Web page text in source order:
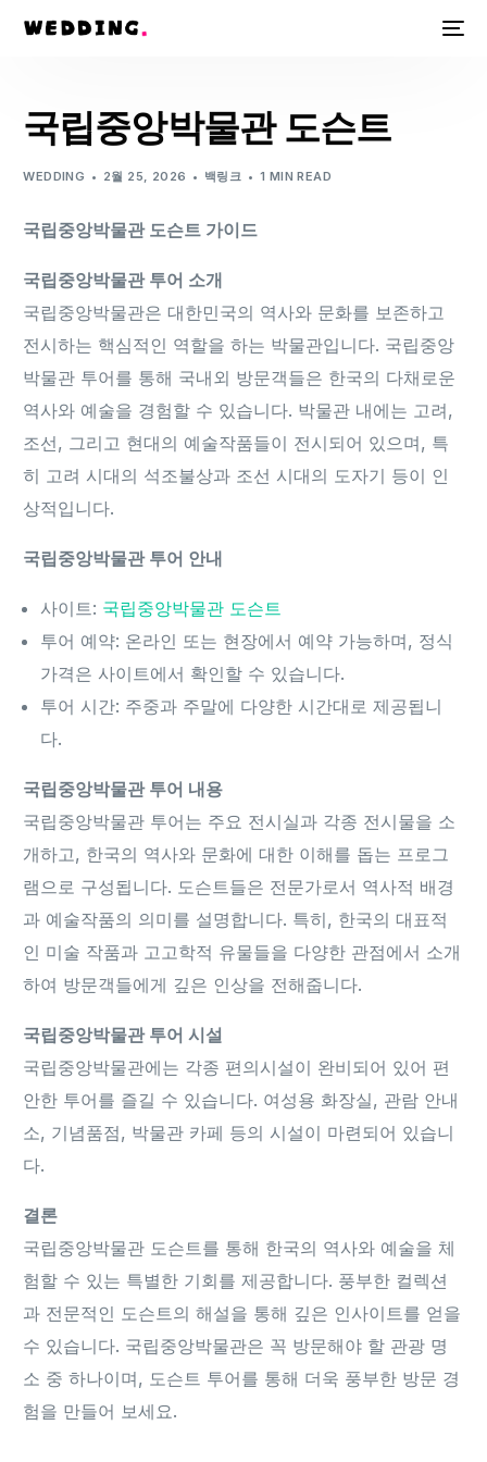
국립중앙박물관 도슨트
WEDDING 2월 25, 2026 백링크 1 MIN READ
국립중앙박물관 도슨트 가이드
국립중앙박물관 투어 소개
국립중앙박물관은 대한민국의 역사와 문화를 보존하고
전시하는 핵심적인 역할을 하는 박물관입니다. 국립중앙
박물관 투어를 통해 국내외 방문객들은 한국의 다채로운
역사와 예술을 경험할 수 있습니다. 박물관 내에는 고려,
조선, 그리고 현대의 예술작품들이 전시되어 있으며, 특
히 고려 시대의 석조불상과 조선 시대의 도자기 등이 인
상적입니다.
국립중앙박물관 투어 안내
사이트: 국립중앙박물관 도슨트
투어 예약: 온라인 또는 현장에서 예약 가능하며, 정식
가격은 사이트에서 확인할 수 있습니다.
투어 시간: 주중과 주말에 다양한 시간대로 제공됩니
다.
국립중앙박물관 투어 내용
국립중앙박물관 투어는 주요 전시실과 각종 전시물을 소
개하고, 한국의 역사와 문화에 대한 이해를 돕는 프로그
램으로 구성됩니다. 도슨트들은 전문가로서 역사적 배경
과 예술작품의 의미를 설명합니다. 특히, 한국의 대표적
인 미술 작품과 고고학적 유물들을 다양한 관점에서 소개
하여 방문객들에게 깊은 인상을 전해줍니다.
국립중앙박물관 투어 시설
국립중앙박물관에는 각종 편의시설이 완비되어 있어 편
안한 투어를 즐길 수 있습니다. 여성용 화장실, 관람 안내
소, 기념품점, 박물관 카페 등의 시설이 마련되어 있습니
다.
결론
국립중앙박물관 도슨트를 통해 한국의 역사와 예술을 체
험할 수 있는 특별한 기회를 제공합니다. 풍부한 컬렉션
과 전문적인 도슨트의 해설을 통해 깊은 인사이트를 얻을
수 있습니다. 국립중앙박물관은 꼭 방문해야 할 관광 명
소 중 하나이며, 도슨트 투어를 통해 더욱 풍부한 방문 경
험을 만들어 보세요.